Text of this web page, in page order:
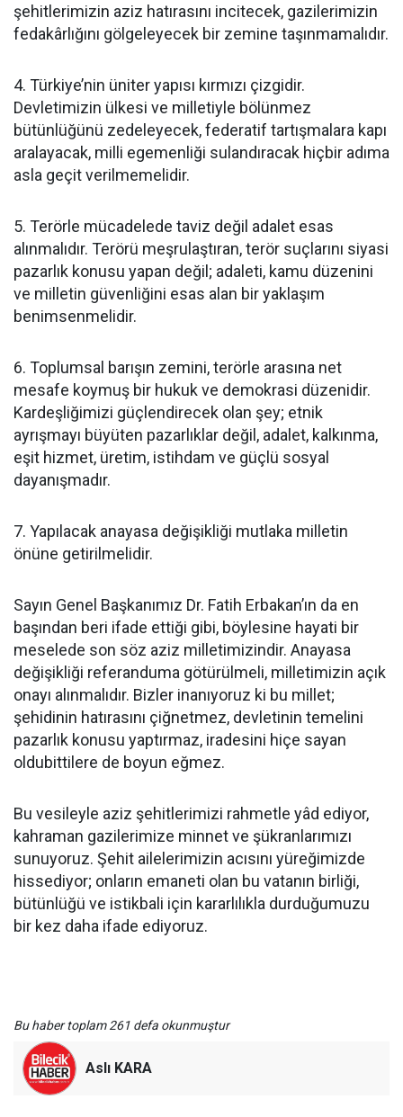
şehitlerimizin aziz hatırasını incitecek, gazilerimizin
fedakârlığını gölgeleyecek bir zemine taşınmamalıdır.
4. Türkiye’nin üniter yapısı kırmızı çizgidir.
Devletimizin ülkesi ve milletiyle bölünmez
bütünlüğünü zedeleyecek, federatif tartışmalara kapı
aralayacak, milli egemenliği sulandıracak hiçbir adıma
asla geçit verilmemelidir.
5. Terörle mücadelede taviz değil adalet esas
alınmalıdır. Terörü meşrulaştıran, terör suçlarını siyasi
pazarlık konusu yapan değil; adaleti, kamu düzenini
ve milletin güvenliğini esas alan bir yaklaşım
benimsenmelidir.
6. Toplumsal barışın zemini, terörle arasına net
mesafe koymuş bir hukuk ve demokrasi düzenidir.
Kardeşliğimizi güçlendirecek olan şey; etnik
ayrışmayı büyüten pazarlıklar değil, adalet, kalkınma,
eşit hizmet, üretim, istihdam ve güçlü sosyal
dayanışmadır.
7. Yapılacak anayasa değişikliği mutlaka milletin
önüne getirilmelidir.
Sayın Genel Başkanımız Dr. Fatih Erbakan’ın da en
başından beri ifade ettiği gibi, böylesine hayati bir
meselede son söz aziz milletimizindir. Anayasa
değişikliği referanduma götürülmeli, milletimizin açık
onayı alınmalıdır. Bizler inanıyoruz ki bu millet;
şehidinin hatırasını çiğnetmez, devletinin temelini
pazarlık konusu yaptırmaz, iradesini hiçe sayan
oldubittilere de boyun eğmez.
Bu vesileyle aziz şehitlerimizi rahmetle yâd ediyor,
kahraman gazilerimize minnet ve şükranlarımızı
sunuyoruz. Şehit ailelerimizin acısını yüreğimizde
hissediyor; onların emaneti olan bu vatanın birliği,
bütünlüğü ve istikbali için kararlılıkla durduğumuzu
bir kez daha ifade ediyoruz.
Bu haber toplam 261 defa okunmuştur
Aslı KARA